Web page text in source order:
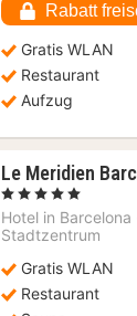
Rabatt
Gratis WLAN
Restaurant
Aufzug
Le Meridien
, 5 Sterne
Hotel in Barcelona
Stadtzentrum
Gratis WLAN
Restaurant